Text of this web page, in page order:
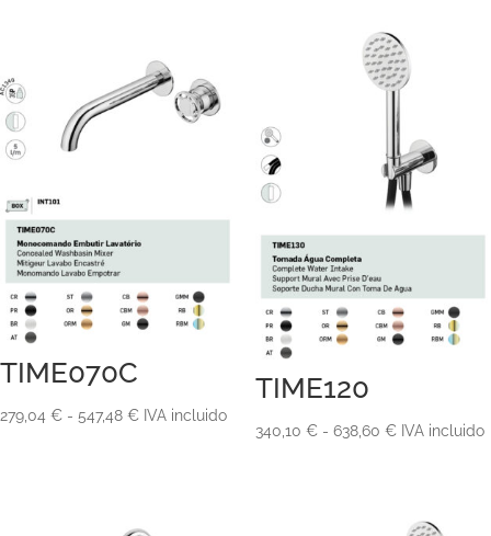
TIME070C
279,04 € - 547,48 €Rango
279,04 €
IVA incluido
TIME120
340,10 € - 638,60 €Rango
IVA incluido